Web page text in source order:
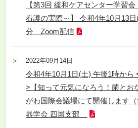
【第3回 緩和ケアセンター学習
看護の実際～】 令和4年10月13
分 Zoom配信
2022年09月14日
令和4年10月1日(土) 午後1時から
>【知って元気になろう！菌とお
がわ国際会議場にて開催します
器学会 四国支部